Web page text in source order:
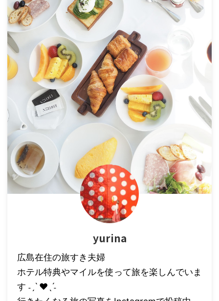
yurina
広島在住の旅すき夫婦
ホテル特典やマイルを使って旅を楽しんでいま
す ˗ˏˋ ❤︎ˎˊ˗